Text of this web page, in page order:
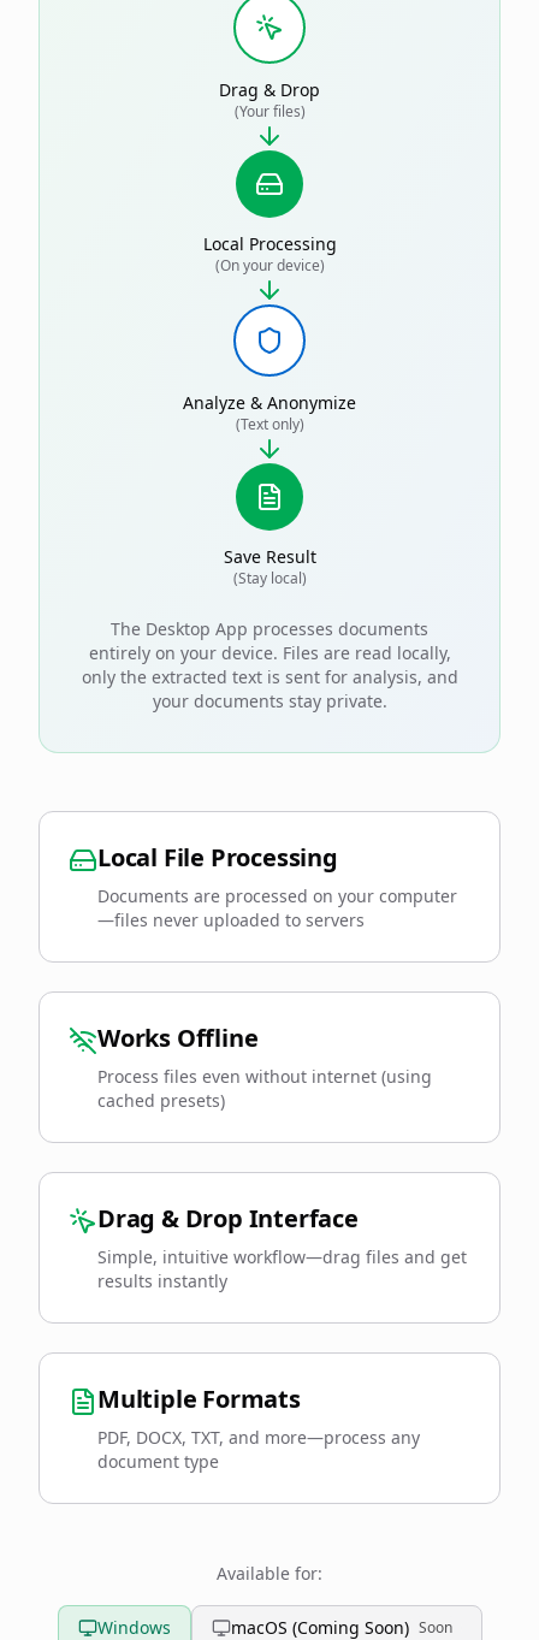
Drag & Drop
(Your files)
Local Processing
(On your device)
Analyze & Anonymize
(Text only)
Save Result
(Stay local)
The Desktop App processes documents
entirely on your device. Files are read locally,
only the extracted text is sent for analysis, and
your documents stay private.
Local File Processing
Documents are processed on your computer
—files never uploaded to servers
Works Offline
Process files even without internet (using
cached presets)
Drag & Drop Interface
Simple, intuitive workflow—drag files and get
results instantly
Multiple Formats
PDF, DOCX, TXT, and more—process any
document type
Available for:
Windows macOS (Coming Soon) Soon